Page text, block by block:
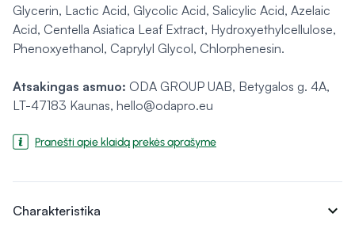
Glycerin, Lactic Acid, Glycolic Acid, Salicylic Acid, Azelaic
Acid, Centella Asiatica Leaf Extract, Hydroxyethylcellulose,
Phenoxyethanol, Caprylyl Glycol, Chlorphenesin.
Atsakingas asmuo: ODA GROUP UAB, Betygalos g. 4A,
LT-47183 Kaunas, hello@odapro.eu
Pranešti apie klaidą prekės aprašyme
Charakteristika expand_more